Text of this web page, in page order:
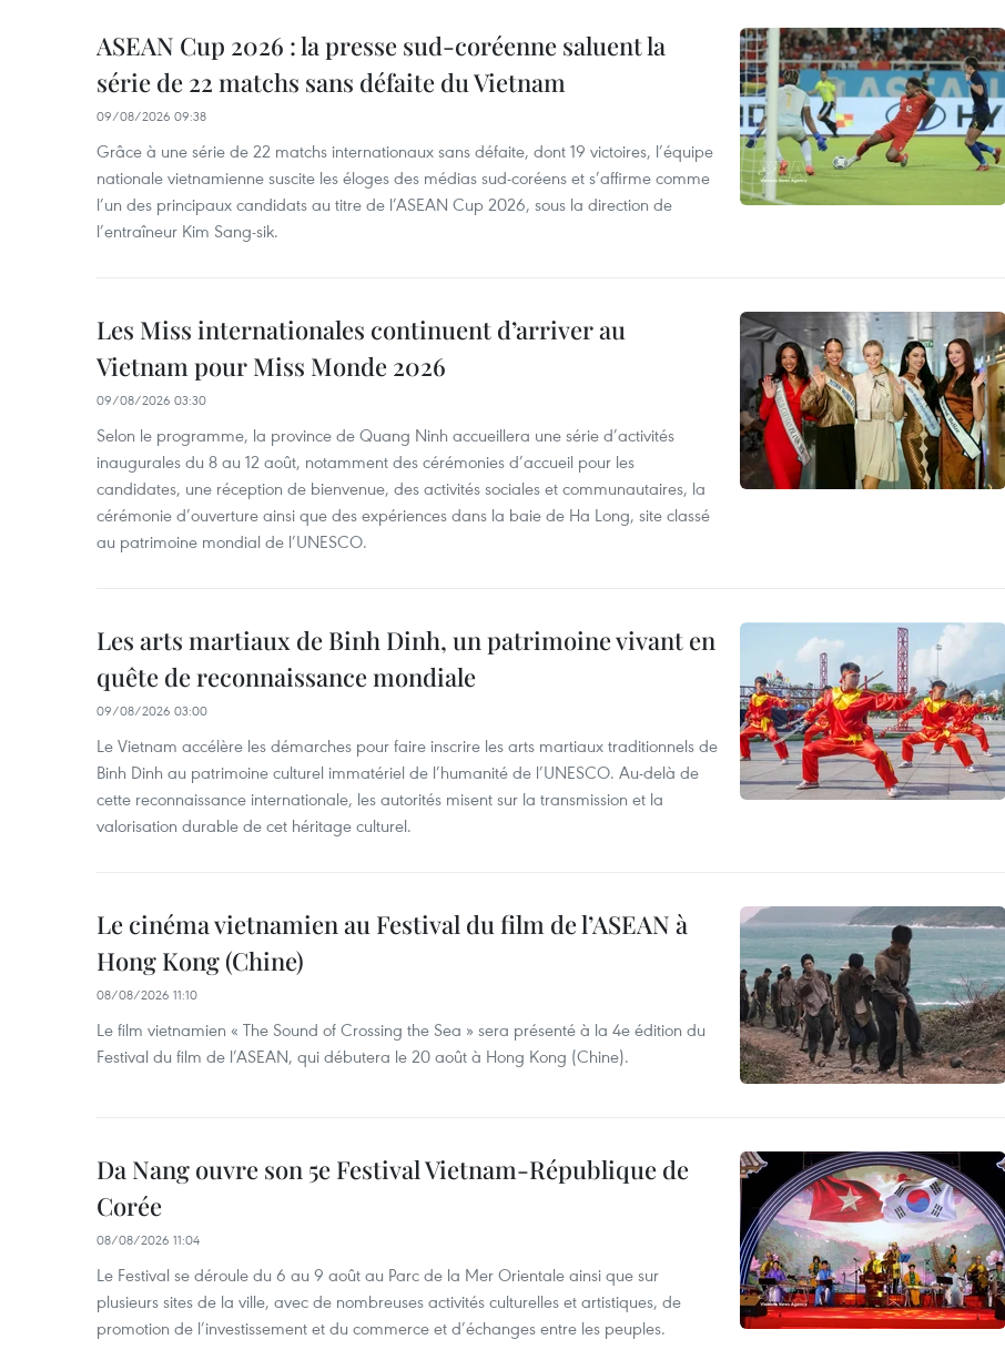
ASEAN Cup 2026 : la presse sud-coréenne saluent la
série de 22 matchs sans défaite du Vietnam
09/08/2026 09:38
Grâce à une série de 22 matchs internationaux sans défaite, dont 19 victoires, l’équipe
nationale vietnamienne suscite les éloges des médias sud-coréens et s’affirme comme
l’un des principaux candidats au titre de l’ASEAN Cup 2026, sous la direction de
l’entraîneur Kim Sang-sik.
Les Miss internationales continuent d’arriver au
Vietnam pour Miss Monde 2026
09/08/2026 03:30
Selon le programme, la province de Quang Ninh accueillera une série d’activités
inaugurales du 8 au 12 août, notamment des cérémonies d’accueil pour les
candidates, une réception de bienvenue, des activités sociales et communautaires, la
cérémonie d’ouverture ainsi que des expériences dans la baie de Ha Long, site classé
au patrimoine mondial de l’UNESCO.
Les arts martiaux de Binh Dinh, un patrimoine vivant en
quête de reconnaissance mondiale
09/08/2026 03:00
Le Vietnam accélère les démarches pour faire inscrire les arts martiaux traditionnels de
Binh Dinh au patrimoine culturel immatériel de l’humanité de l’UNESCO. Au-delà de
cette reconnaissance internationale, les autorités misent sur la transmission et la
valorisation durable de cet héritage culturel.
Le cinéma vietnamien au Festival du film de l’ASEAN à
Hong Kong (Chine)
08/08/2026 11:10
Le film vietnamien « The Sound of Crossing the Sea » sera présenté à la 4e édition du
Festival du film de l’ASEAN, qui débutera le 20 août à Hong Kong (Chine).
Da Nang ouvre son 5e Festival Vietnam-République de
Corée
08/08/2026 11:04
Le Festival se déroule du 6 au 9 août au Parc de la Mer Orientale ainsi que sur
plusieurs sites de la ville, avec de nombreuses activités culturelles et artistiques, de
promotion de l’investissement et du commerce et d’échanges entre les peuples.